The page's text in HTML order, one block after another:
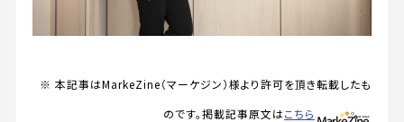
※ 本記事はMarkeZine（マーケジン）様より許可を頂き転載したも
のです。掲載記事原文はこちら